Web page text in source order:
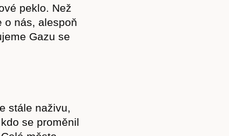
peklo. Než
o nás, alespoň
Gazu se
stále naživu,
se proměnil